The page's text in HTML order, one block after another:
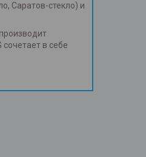
Саратов-стекло) и
в себе